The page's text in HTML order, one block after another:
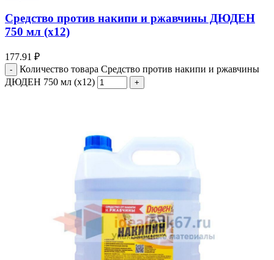
Средство против накипи и ржавчины ДЮДЕН
750 мл (х12)
177.91 ₽
Количество товара Средство против накипи и ржавчины
ДЮДЕН 750 мл (х12)